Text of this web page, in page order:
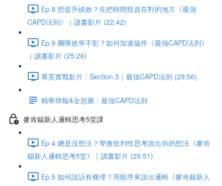
Ep.8 想提升績效？先把時間投資在對的地方《最強
CAPD法則》｜讀書影片 (22:42)
Ep.9 團隊效率不彰？如何加速協作《最強CAPD法則》
｜讀書影片 (25:26)
菁英實戰影片：Section.3｜最強CAPD法則 (29:56)
精華簡報&全息圖：最強CAPD法則
麥肯錫新人邏輯思考5堂課
Ep.4 總是沒想法？學會批判性思考說出你的想法《麥肯
錫新人邏輯思考5堂》｜讀書影片 (29:51)
Ep.5 如何說話有條理？用順序來說出邏輯《麥肯錫新人